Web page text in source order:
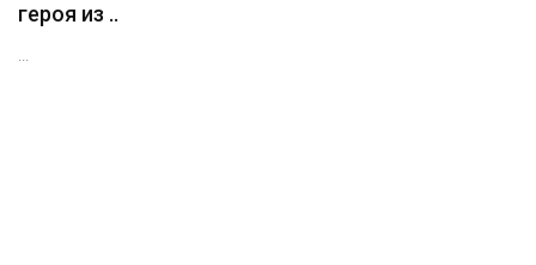
героя из ..
...